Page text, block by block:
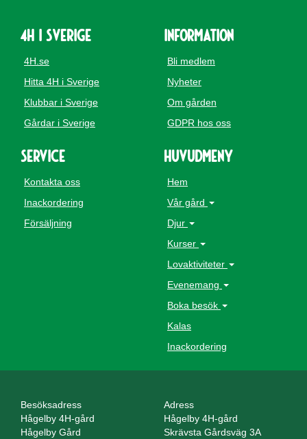
4H i Sverige
4H.se
Hitta 4H i Sverige
Klubbar i Sverige
Gårdar i Sverige
Information
Bli medlem
Nyheter
Om gården
GDPR hos oss
Service
Kontakta oss
Inackordering
Försäljning
Huvudmeny
Hem
Vår gård
Djur
Kurser
Lovaktiviteter
Evenemang
Boka besök
Kalas
Inackordering
Besöksadress
Hågelby 4H-gård
Hågelby Gård
Adress
Hågelby 4H-gård
Skrävsta Gårdsväg 3A